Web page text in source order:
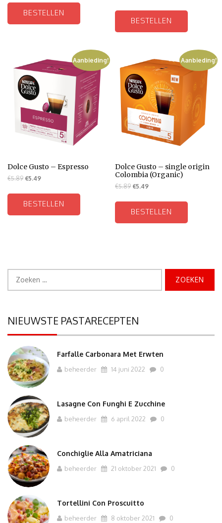
BESTELLEN
BESTELLEN
Aanbieding!
Dolce Gusto – Espresso
€5.89 €5.49
BESTELLEN
Aanbieding!
Dolce Gusto – single origin
Colombia (Organic)
€5.89 €5.49
BESTELLEN
naar:
NIEUWSTE PASTARECEPTEN
Farfalle Carbonara Met Erwten
beheerder 14 juni 2022 0
Lasagne Con Funghi E Zucchine
beheerder 6 april 2022 0
Conchiglie Alla Amatriciana
beheerder 21 oktober 2021 0
Tortellini Con Proscuitto
beheerder 8 oktober 2021 0